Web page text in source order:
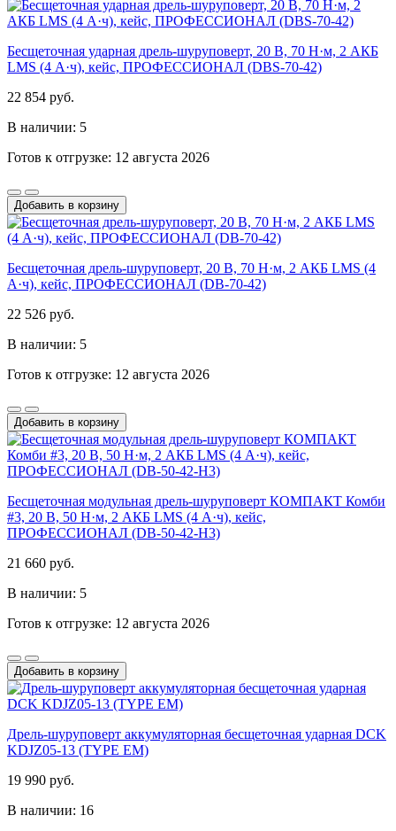
Бесщеточная ударная дрель-шуруповерт, 20 В, 70 Н·м, 2 АКБ
LMS (4 А·ч), кейс, ПРОФЕССИОНАЛ (DBS-70-42)
22 854 руб.
В наличии: 5
Готов к отгрузке: 12 августа 2026
Добавить в корзину
Бесщеточная дрель-шуруповерт, 20 В, 70 Н·м, 2 АКБ LMS (4
А·ч), кейс, ПРОФЕССИОНАЛ (DB-70-42)
22 526 руб.
В наличии: 5
Готов к отгрузке: 12 августа 2026
Добавить в корзину
Бесщеточная модульная дрель-шуруповерт КОМПАКТ Комби
#3, 20 В, 50 Н·м, 2 АКБ LMS (4 А·ч), кейс,
ПРОФЕССИОНАЛ (DB-50-42-H3)
21 660 руб.
В наличии: 5
Готов к отгрузке: 12 августа 2026
Добавить в корзину
Дрель-шуруповерт аккумуляторная бесщеточная ударная DCK
KDJZ05-13 (TYPE EM)
19 990 руб.
В наличии: 16